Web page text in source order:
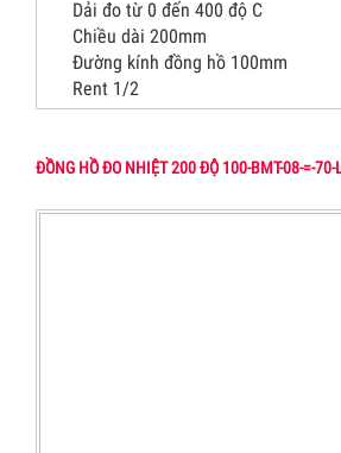
Dải đo từ 0 đến 400 độ C
Chiều dài 200mm
Đường kính đồng hồ 100mm
Rent 1/2
ĐỒNG HỒ ĐO NHIỆT 200 ĐỘ 100-BMT-08-=-